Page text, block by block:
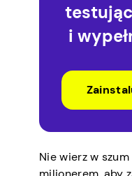
i
Nie wierz w